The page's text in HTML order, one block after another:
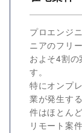
プロエンジ
ニアのフリ
およそ4割の
す。
特にオンプ
業が発生す
件はほとん
リモート案